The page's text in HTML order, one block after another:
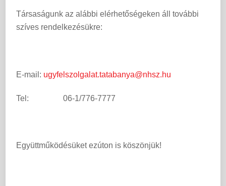
Társaságunk az alábbi elérhetőségeken áll további
szíves rendelkezésükre:
E-mail: ugyfelszolgalat.tatabanya@nhsz.hu
Tel: 06-1/776-7777
Együttműködésüket ezúton is köszönjük!